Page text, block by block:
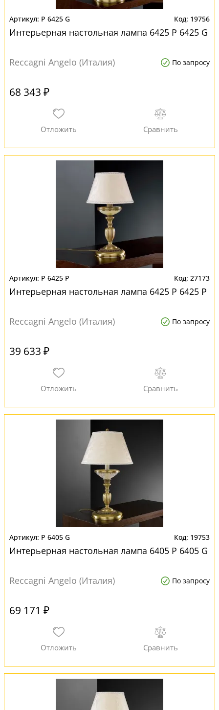
P 6425 G 19756
Интерьерная настольная лампа 6425 P 6425 G
Reccagni Angelo (Италия) По запросу
68 343 ₽
P 6425 P 27173
Интерьерная настольная лампа 6425 P 6425 P
Reccagni Angelo (Италия) По запросу
39 633 ₽
P 6405 G 19753
Интерьерная настольная лампа 6405 P 6405 G
Reccagni Angelo (Италия) По запросу
69 171 ₽